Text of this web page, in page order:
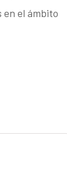
en el ámbito